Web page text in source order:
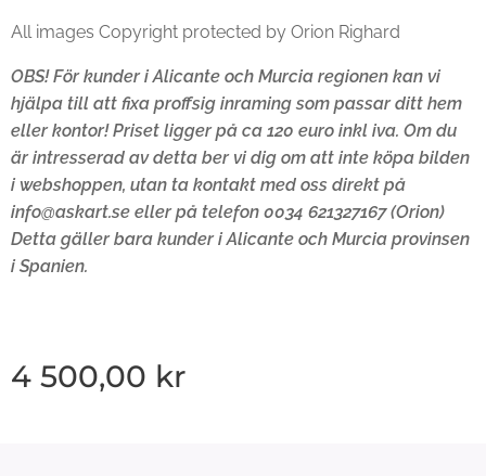
All images Copyright protected by Orion Righard
OBS! För kunder i Alicante och Murcia regionen kan vi
hjälpa till att fixa proffsig inraming som passar ditt hem
eller kontor! Priset ligger på ca 120 euro inkl iva. Om du
är intresserad av detta ber vi dig om att inte köpa bilden
i webshoppen, utan ta kontakt med oss direkt på
info@askart.se eller på telefon 0034 621327167 (Orion)
Detta gäller bara kunder i Alicante och Murcia provinsen
i Spanien.
4 500,00 kr